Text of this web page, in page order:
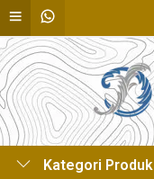
Kategori Produk